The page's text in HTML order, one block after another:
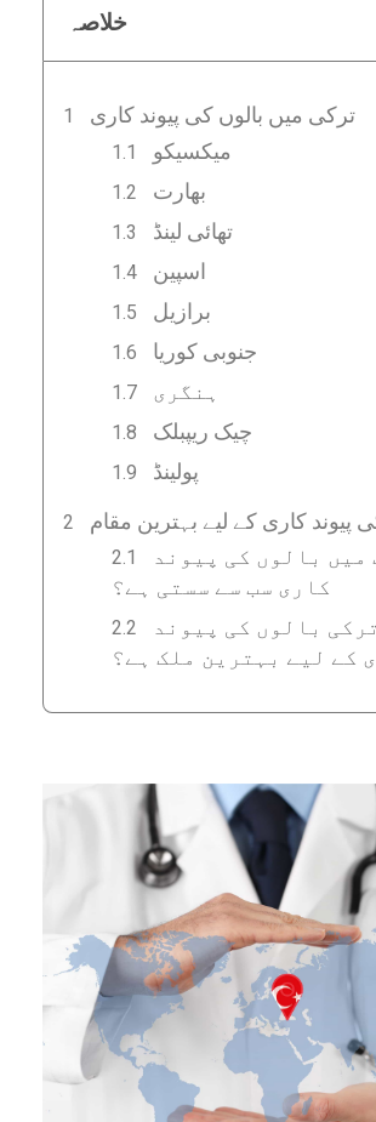
خلاصہ
ترکی میں بالوں کی پیوند کاری
میکسیکو
بھارت
تھائی لینڈ
اسپین
برازیل
جنوبی کوریا
ہنگری
چیک ریپبلک
پولینڈ
پیوند کاری کے لیے بہترین مقام
میں بالوں کی پیوند
کاری سب سے سستی ہے؟
بالوں کی پیوند
کے لیے بہترین ملک ہے؟